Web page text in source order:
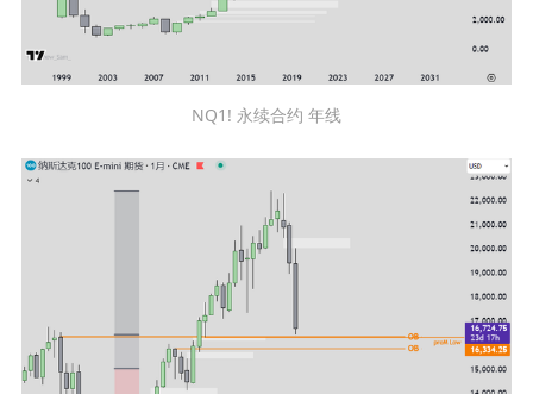
NQ1! 永续合约 年线